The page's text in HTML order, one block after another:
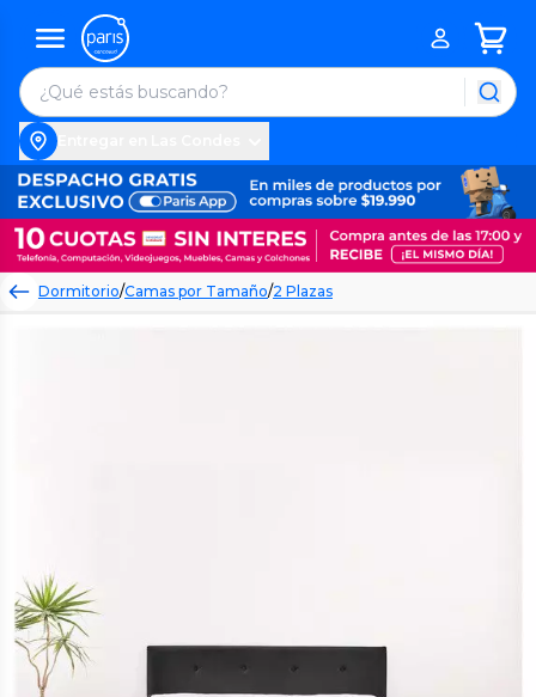
Dormitorio/Camas por Tamaño/2 Plazas